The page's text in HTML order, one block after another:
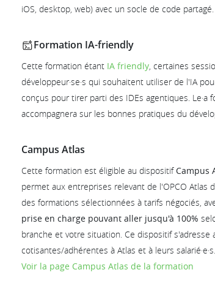
iOS, desktop, web) avec un socle de code partagé.
Formation IA-friendly
Cette formation étant IA friendly, certaines
développeur·se·s qui souhaitent utiliser de l'IA
conçus pour tirer parti des IDEs agentiques. Le·a
accompagnera sur les bonnes pratiques du
Campus Atlas
Cette formation est éligible au dispositifCampus
permet aux entreprises relevant de l'OPCO Atlas
des formations sélectionnées à tarifs négociés,
prise en charge pouvant aller jusqu'à 100%
branche et votre situation. Ce dispositif s'adresse
cotisantes/adhérentes à Atlas et à leurs salarié·e·s.
Voir la page Campus Atlas de la formation